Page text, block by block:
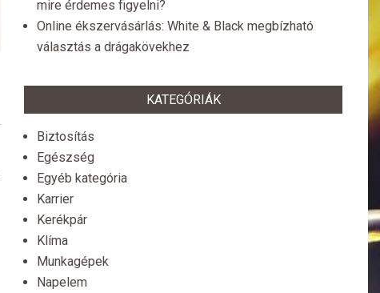
mire érdemes figyelni?
Online ékszervásárlás: White & Black megbízható
választás a drágakövekhez
KATEGÓRIÁK
Biztosítás
Egészség
Egyéb kategória
Karrier
Kerékpár
Klíma
Munkagépek
Napelem